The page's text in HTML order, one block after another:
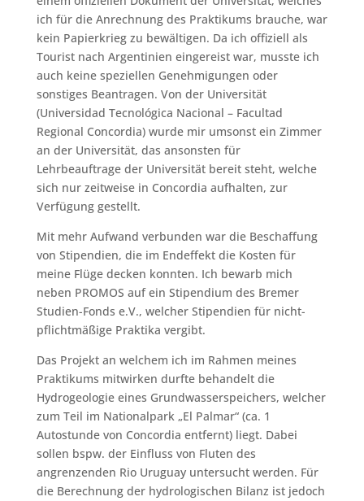
ich für die Anrechnung des Praktikums brauche, war
kein Papierkrieg zu bewältigen. Da ich offiziell als
Tourist nach Argentinien eingereist war, musste ich
auch keine speziellen Genehmigungen oder
sonstiges Beantragen. Von der Universität
(Universidad Tecnológica Nacional – Facultad
Regional Concordia) wurde mir umsonst ein Zimmer
an der Universität, das ansonsten für
Lehrbeauftrage der Universität bereit steht, welche
sich nur zeitweise in Concordia aufhalten, zur
Verfügung gestellt.
Mit mehr Aufwand verbunden war die Beschaffung
von Stipendien, die im Endeffekt die Kosten für
meine Flüge decken konnten. Ich bewarb mich
neben PROMOS auf ein Stipendium des Bremer
Studien-Fonds e.V., welcher Stipendien für nicht-
pflichtmäßige Praktika vergibt.
Das Projekt an welchem ich im Rahmen meines
Praktikums mitwirken durfte behandelt die
Hydrogeologie eines Grundwasserspeichers, welcher
zum Teil im Nationalpark „El Palmar“ (ca. 1
Autostunde von Concordia entfernt) liegt. Dabei
sollen bspw. der Einfluss von Fluten des
angrenzenden Rio Uruguay untersucht werden. Für
die Berechnung der hydrologischen Bilanz ist jedoch